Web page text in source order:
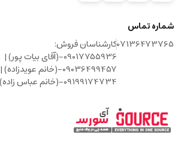
شماره تماس
07136473765کارشناسان فروش:
09017755936-(آقای بیات پور) |
09036499457-(خانم عویدزاده) |
09199174734-(خانم عباس زاده)